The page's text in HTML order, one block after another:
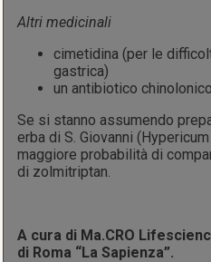
Altri medicinali
cimetidina (per le
gastrica)
un antibiotico
Se si stanno assumendo
erba di S. Giovanni
maggiore probabilità di
di zolmitriptan.
A cura di Ma.CRO
di Roma “La Sapienza”.